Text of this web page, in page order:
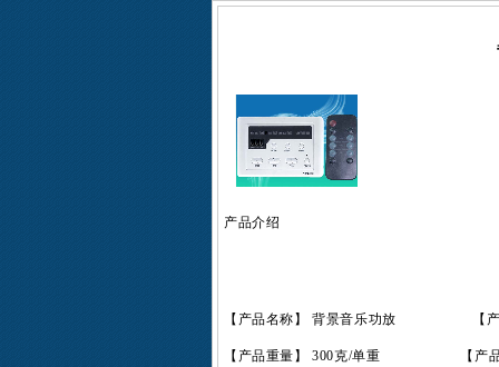
产品介绍
【产品名称】背景音乐功放 【产品型
【产品重量】 300克/单重 【产品尺